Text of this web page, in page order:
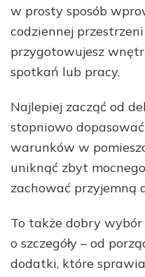
w prosty sposób
codziennej
przygotowujesz
spotkań lub pracy.
Najlepiej zacząć od
stopniowo
warunków w
uniknąć zbyt
zachować przyjemną
To także dobry
o szczegóły – od
dodatki, które